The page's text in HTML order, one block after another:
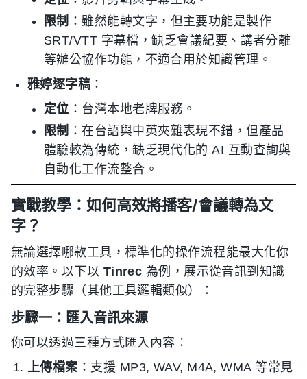
限制 ：雖然能轉文字，但主要功能是製作
SRT/VTT 字幕檔，缺乏會議紀要、講者分離
等辦公協作功能，不適合用於知識管理。
雅婷逐字稿 ：
定位 ：台灣本地老牌服務。
限制 ：在台語與中英夾雜表現不錯，但產品
體驗較為傳統，缺乏現代化的 AI 互動查詢與
自動化工作流整合。
實戰教學：如何高效將播客/會議轉為文
字？
無論選擇哪款工具，標準化的操作流程能最大化你
的效率。以下以 Tinrec 為例，展示從音訊到知識
的完整步驟（其他工具邏輯類似）：
步驟一：匯入音訊來源
你可以透過三種方式匯入內容：
上傳檔案 ：支援 MP3, WAV, M4A, WMA 等常見